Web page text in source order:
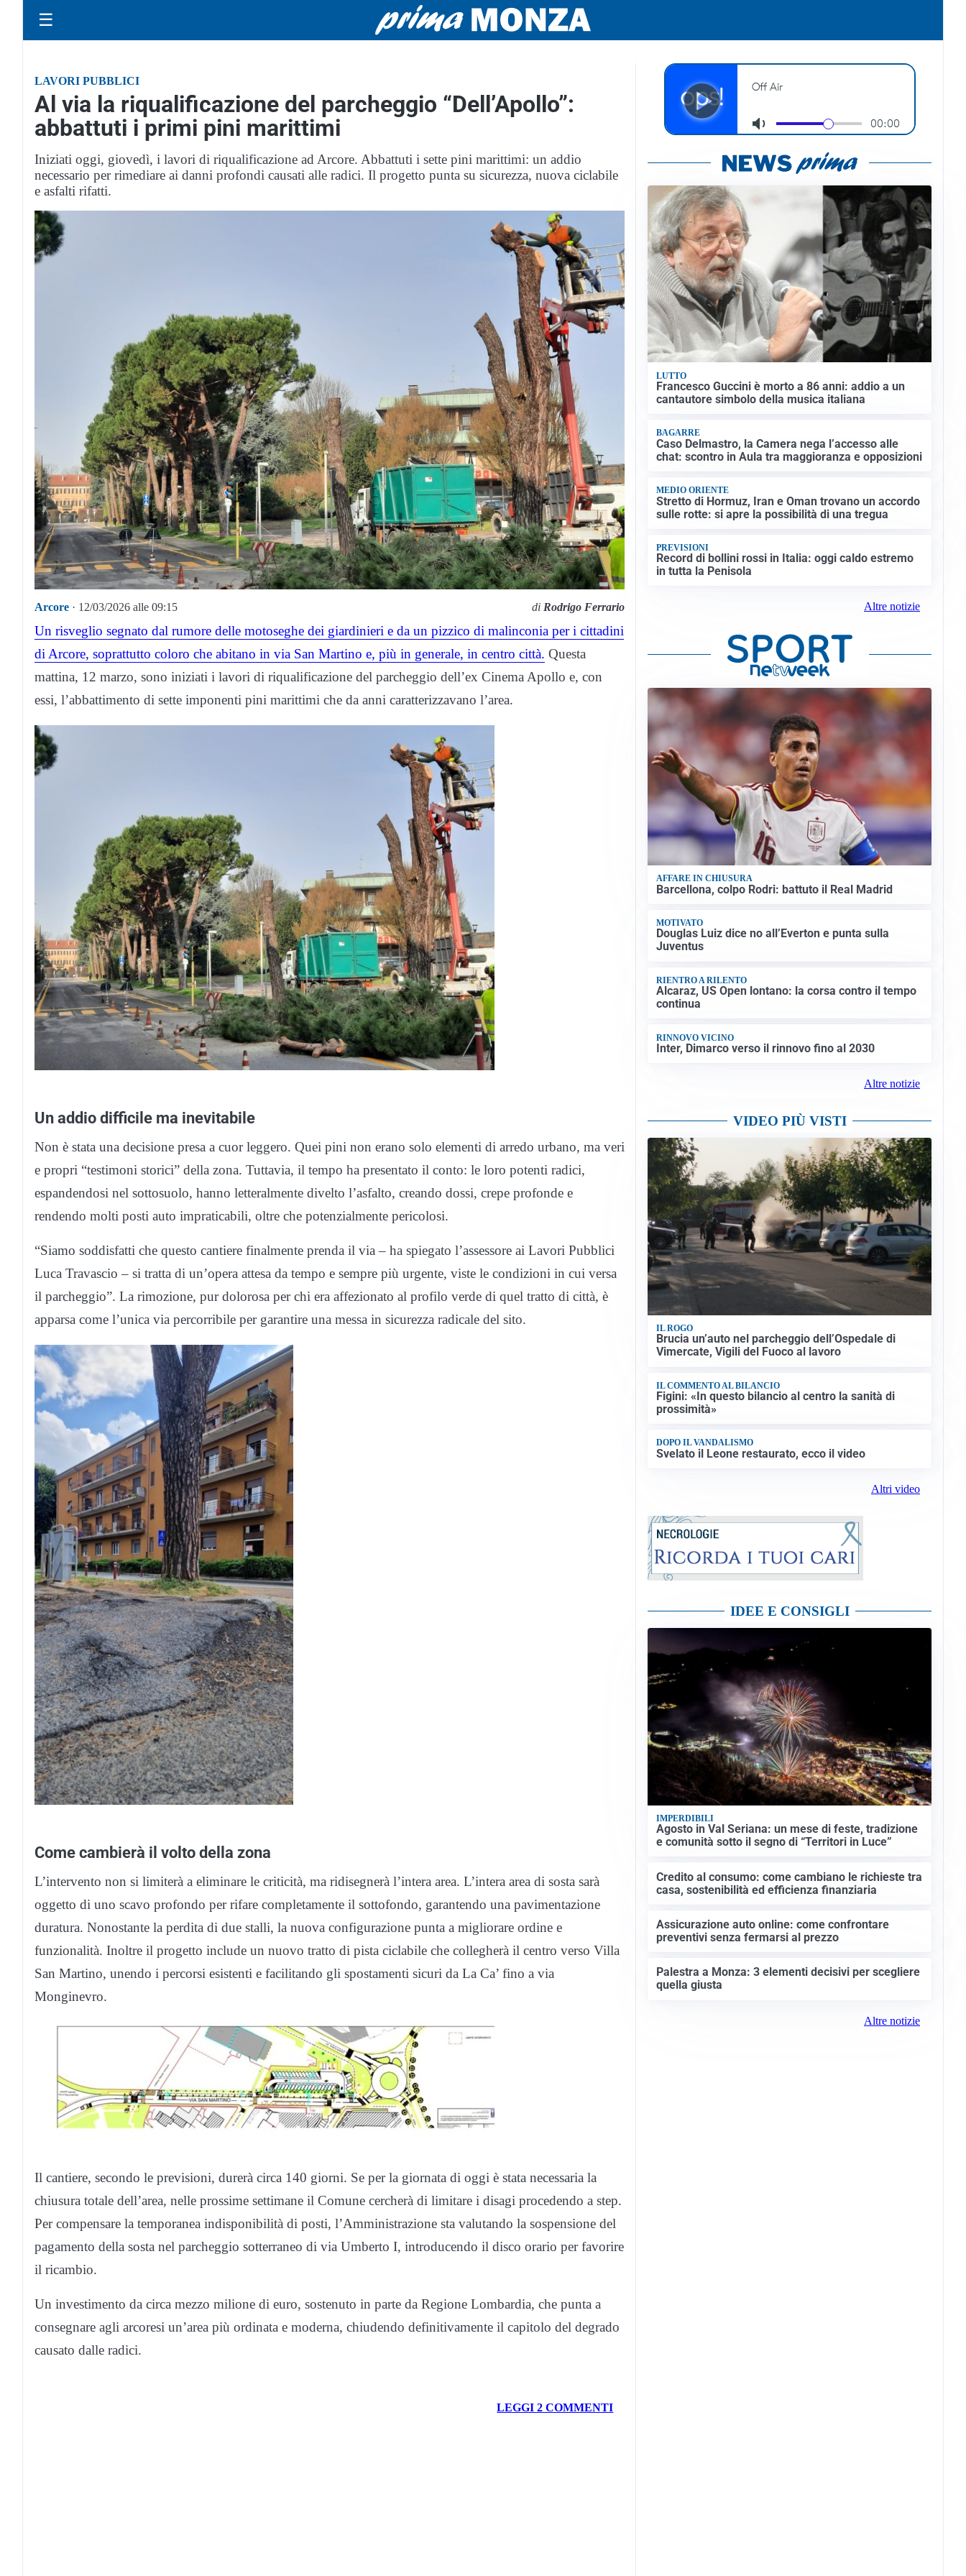
☰
LAVORI PUBBLICI
Al via la riqualificazione del parcheggio “Dell’Apollo”:
abbattuti i primi pini marittimi
Iniziati oggi, giovedì, i lavori di riqualificazione ad Arcore. Abbattuti i sette pini marittimi: un addio
necessario per rimediare ai danni profondi causati alle radici. Il progetto punta su sicurezza, nuova ciclabile
e asfalti rifatti.
Arcore · 12/03/2026 alle 09:15 di Rodrigo Ferrario
Un risveglio segnato dal rumore delle motoseghe dei giardinieri e da un pizzico di malinconia per i cittadini
di Arcore, soprattutto coloro che abitano in via San Martino e, più in generale, in centro città. Questa
mattina, 12 marzo, sono iniziati i lavori di riqualificazione del parcheggio dell’ex Cinema Apollo e, con
essi, l’abbattimento di sette imponenti pini marittimi che da anni caratterizzavano l’area.
Un addio difficile ma inevitabile
Non è stata una decisione presa a cuor leggero. Quei pini non erano solo elementi di arredo urbano, ma veri
e propri “testimoni storici” della zona. Tuttavia, il tempo ha presentato il conto: le loro potenti radici,
espandendosi nel sottosuolo, hanno letteralmente divelto l’asfalto, creando dossi, crepe profonde e
rendendo molti posti auto impraticabili, oltre che potenzialmente pericolosi.
“Siamo soddisfatti che questo cantiere finalmente prenda il via – ha spiegato l’assessore ai Lavori Pubblici
Luca Travascio – si tratta di un’opera attesa da tempo e sempre più urgente, viste le condizioni in cui versa
il parcheggio”. La rimozione, pur dolorosa per chi era affezionato al profilo verde di quel tratto di città, è
apparsa come l’unica via percorribile per garantire una messa in sicurezza radicale del sito.
Come cambierà il volto della zona
L’intervento non si limiterà a eliminare le criticità, ma ridisegnerà l’intera area. L’intera area di sosta sarà
oggetto di uno scavo profondo per rifare completamente il sottofondo, garantendo una pavimentazione
duratura. Nonostante la perdita di due stalli, la nuova configurazione punta a migliorare ordine e
funzionalità. Inoltre il progetto include un nuovo tratto di pista ciclabile che collegherà il centro verso Villa
San Martino, unendo i percorsi esistenti e facilitando gli spostamenti sicuri da La Ca’ fino a via
Monginevro.
Il cantiere, secondo le previsioni, durerà circa 140 giorni. Se per la giornata di oggi è stata necessaria la
chiusura totale dell’area, nelle prossime settimane il Comune cercherà di limitare i disagi procedendo a step.
Per compensare la temporanea indisponibilità di posti, l’Amministrazione sta valutando la sospensione del
pagamento della sosta nel parcheggio sotterraneo di via Umberto I, introducendo il disco orario per favorire
il ricambio.
Un investimento da circa mezzo milione di euro, sostenuto in parte da Regione Lombardia, che punta a
consegnare agli arcoresi un’area più ordinata e moderna, chiudendo definitivamente il capitolo del degrado
causato dalle radici.
LEGGI 2 COMMENTI
LUTTO
Francesco Guccini è morto a 86 anni: addio a un
cantautore simbolo della musica italiana
BAGARRE
Caso Delmastro, la Camera nega l’accesso alle
chat: scontro in Aula tra maggioranza e opposizioni
MEDIO ORIENTE
Stretto di Hormuz, Iran e Oman trovano un accordo
sulle rotte: si apre la possibilità di una tregua
PREVISIONI
Record di bollini rossi in Italia: oggi caldo estremo
in tutta la Penisola
Altre notizie
AFFARE IN CHIUSURA
Barcellona, colpo Rodri: battuto il Real Madrid
MOTIVATO
Douglas Luiz dice no all’Everton e punta sulla
Juventus
RIENTRO A RILENTO
Alcaraz, US Open lontano: la corsa contro il tempo
continua
RINNOVO VICINO
Inter, Dimarco verso il rinnovo fino al 2030
Altre notizie
VIDEO PIÙ VISTI
IL ROGO
Brucia un’auto nel parcheggio dell’Ospedale di
Vimercate, Vigili del Fuoco al lavoro
IL COMMENTO AL BILANCIO
Figini: «In questo bilancio al centro la sanità di
prossimità»
DOPO IL VANDALISMO
Svelato il Leone restaurato, ecco il video
Altri video
IDEE E CONSIGLI
IMPERDIBILI
Agosto in Val Seriana: un mese di feste, tradizione
e comunità sotto il segno di “Territori in Luce”
Credito al consumo: come cambiano le richieste tra
casa, sostenibilità ed efficienza finanziaria
Assicurazione auto online: come confrontare
preventivi senza fermarsi al prezzo
Palestra a Monza: 3 elementi decisivi per scegliere
quella giusta
Altre notizie